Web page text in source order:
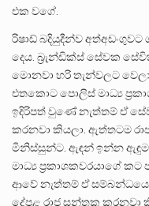
එක වගේ.
රිෂාඩ් බදියුදීන්ව
දෙය. බ්‍රැන්ඩික්ස් සේවක
මොනවා හරි තැන්වලට
එතකොට පොලිස් මාධ්‍ය
ඉදිරිපත් වුණේ නැත්තම් ඒ
කරනවා කියලා. ඇත්තටම
මිනිස්සුන්ට. ඇඳන් ඉන්න
මාධ්‍ය ප්‍රකාශකවරයාගේ කට
ආවේ නැත්තම් ඒ
දේපළ රාජ සන්තක කරනවා